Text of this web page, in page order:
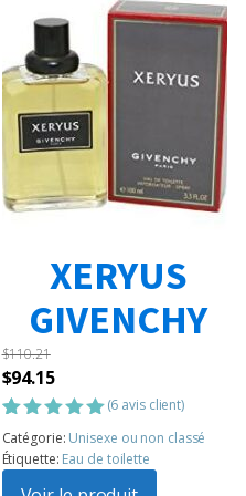
XERYUS
GIVENCHY
$110.21
Le
prix
initial
était :
$110.21.
$94.15Le
prix
actuel
est :
$94.15.
Noté5.00
sur 5
basé sur
6
notations
(6 avis client)
Catégorie: Unisexe ou non classé
Étiquette: Eau de toilette